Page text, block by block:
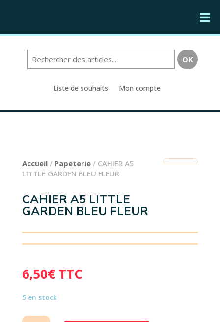
Liste de souhaits Mon compte
Accueil/ Papeterie/ CAHIER A5
LITTLE GARDEN BLEU FLEUR
CAHIER A5 LITTLE
GARDEN BLEU FLEUR
6,50€ TTC
5 en stock
quantité